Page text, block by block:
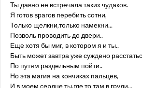
Ты давно не встречала таких чудаков.
Я готов врагов перебить сотни,
Только щелкни,только намекни...
Позволь проводить до двери..
Еще хотя бы миг, в котором я и ты..
Быть может завтра уже суждено
По путям раздельным пойти..
Но эта магия на кончиках пальцев,
И в моем сердце ты,где то там в груди...